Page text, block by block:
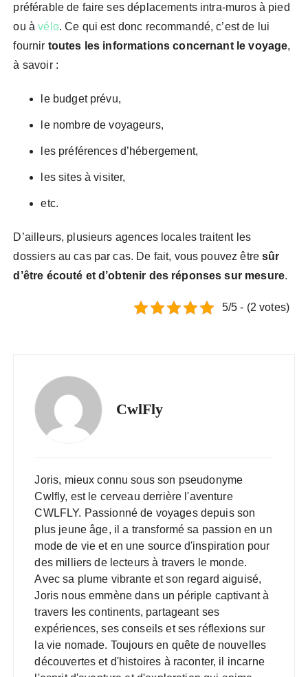
préférable de faire ses déplacements intra-muros à pied
ou àvélo. Ce qui est donc recommandé, c’est de lui
fournir toutes les informations concernant le voyage,
à savoir :
le budget prévu,
le nombre de voyageurs,
les préférences d’hébergement,
les sites à visiter,
etc.
D’ailleurs, plusieurs agences locales traitent les
dossiers au cas par cas. De fait, vous pouvez êtresûr
d’être écouté et d’obtenir des réponses sur mesure.
5/5 - (2 votes)
CwlFly
Joris, mieux connu sous son pseudonyme
Cwlfly, est le cerveau derrière l'aventure
CWLFLY. Passionné de voyages depuis son
plus jeune âge, il a transformé sa passion en un
mode de vie et en une source d'inspiration pour
des milliers de lecteurs à travers le monde.
Avec sa plume vibrante et son regard aiguisé,
Joris nous emmène dans un périple captivant à
travers les continents, partageant ses
expériences, ses conseils et ses réflexions sur
la vie nomade. Toujours en quête de nouvelles
découvertes et d'histoires à raconter, il incarne